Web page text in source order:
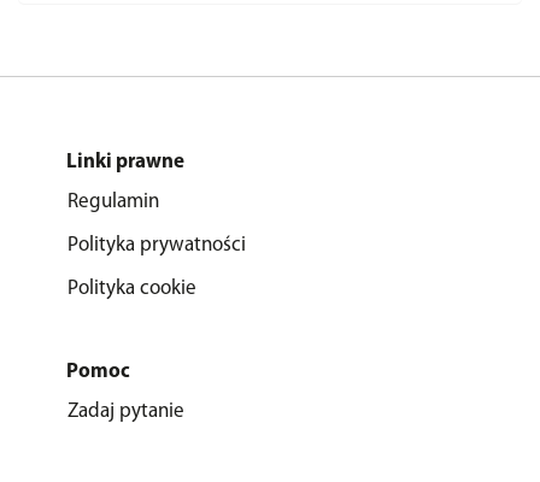
Linki prawne
Regulamin
Polityka prywatności
Polityka cookie
Pomoc
Zadaj pytanie